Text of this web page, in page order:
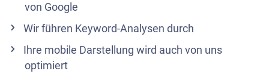
von Google
Wir führen Keyword-Analysen durch
Ihre mobile Darstellung wird auch von uns
optimiert